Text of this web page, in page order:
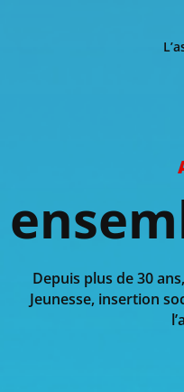
Depuis plus de 30
Jeunesse, insertion